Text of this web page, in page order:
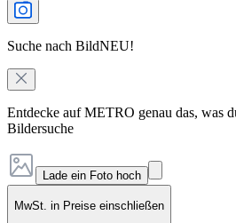
Suche nach BildNEU!
Entdecke auf METRO genau das, was
Bildersuche
Lade ein Foto hoch
MwSt. in Preise einschließen